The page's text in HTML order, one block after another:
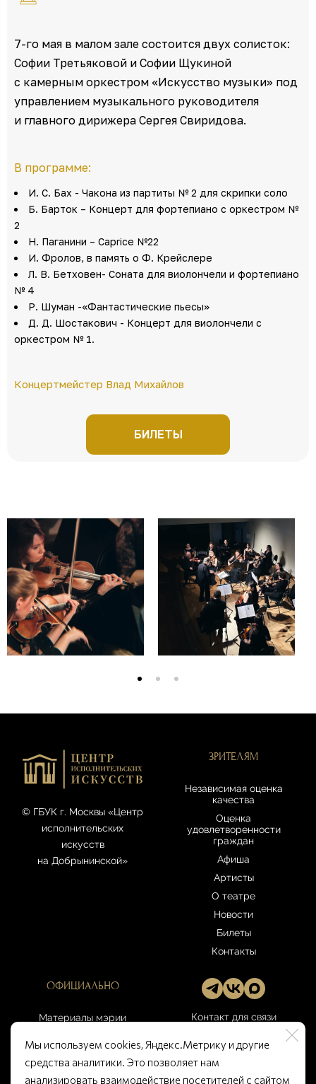
7-го мая в малом зале состоится двух солисток:
Софии Третьяковой и Софии Щукиной
с камерным оркестром «Искусство музыки» под
управлением музыкального руководителя
и главного дирижера Сергея Свиридова.
В программе:
И. С. Бах - Чакона из партиты № 2 для скрипки соло
Б. Барток – Концерт для фортепиано с оркестром №
2
Н. Паганини – Caprice №22
И. Фролов, в память о Ф. Крейслере
Л. В. Бетховен- Соната для виолончели и фортепиано
№ 4
Р. Шуман -«Фантастические пьесы»
Д. Д. Шостакович - Концерт для виолончели с
оркестром № 1.
Концертмейстер Влад Михайлов
БИЛЕТЫ
© ГБУК г. Москвы «Центр
исполнительских
искусств
на Добрынинской»
ЗРИТЕЛЯМ
Независимая оценка
качества
Оценка
удовлетворенности
граждан
Афиша
Артисты
О театре
Новости
Билеты
Контакты
ОФИЦИАЛЬНО
Материалы мэрии
Правила театра
Открытые данные
Контакт для связи
artcenter@culture.mos.ru
Мы используем cookies, Яндекс.Метрику и другие
средства аналитики. Это позволяет нам
анализировать взаимодействие посетителей с сайтом